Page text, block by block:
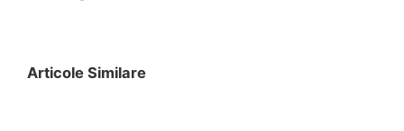
Articole Similare